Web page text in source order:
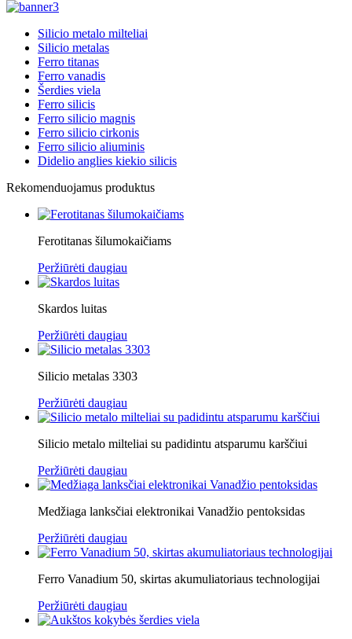
Silicio metalo milteliai
Silicio metalas
Ferro titanas
Ferro vanadis
Šerdies viela
Ferro silicis
Ferro silicio magnis
Ferro silicio cirkonis
Ferro silicio aliuminis
Didelio anglies kiekio silicis
Rekomenduojamus produktus
Ferotitanas šilumokaičiams
Peržiūrėti daugiau
Skardos luitas
Peržiūrėti daugiau
Silicio metalas 3303
Peržiūrėti daugiau
Silicio metalo milteliai su padidintu atsparumu karščiui
Peržiūrėti daugiau
Medžiaga lanksčiai elektronikai Vanadžio pentoksidas
Peržiūrėti daugiau
Ferro Vanadium 50, skirtas akumuliatoriaus technologijai
Peržiūrėti daugiau